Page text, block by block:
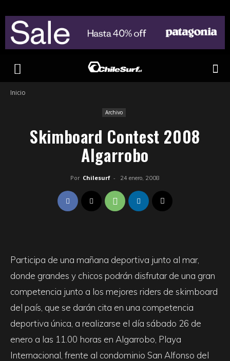
Inicio
Archivo
Skimboard Contest 2008
Algarrobo
Por Chilesurf - 24 enero, 2008
Participa de una mañana deportiva junto al mar,
donde grandes y chicos podrán disfrutar de una gran
competencia junto a los mejores riders de skimboard
del país, que se darán cita en una competencia
deportiva única, a realizarse el día sábado 26 de
enero a las 11.00 horas en Algarrobo, Playa
Internacional, frente al condominio San Alfonso del